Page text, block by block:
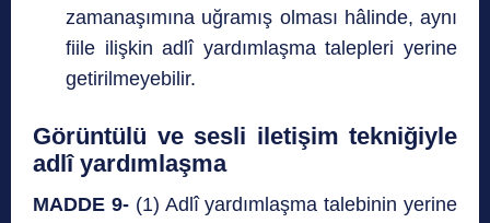
zamanaşımına uğramış olması hâlinde, aynı
fiile ilişkin adlî yardımlaşma talepleri yerine
getirilmeyebilir.
Görüntülü ve sesli iletişim tekniğiyle
adlî yardımlaşma
MADDE 9- (1) Adlî yardımlaşma talebinin yerine